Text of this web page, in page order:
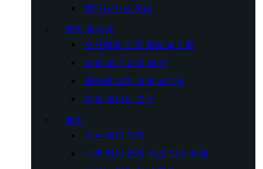
휴머노이드 침낭
캠핑 필수품
보관함을 위한 캠핑 필수품
캠핑 필수 야외 왜건
쿨러를 위한 캠핑 필수품
캠핑 쇄빙선 도구
해먹
거는 해먹 의자
나무 행잉 캠핑 키즈 의자 텐트